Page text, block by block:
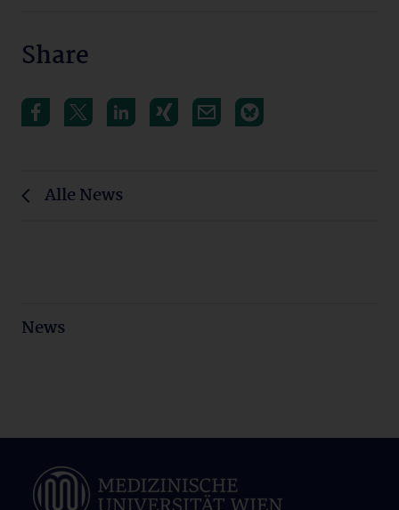
Share
Alle News
News